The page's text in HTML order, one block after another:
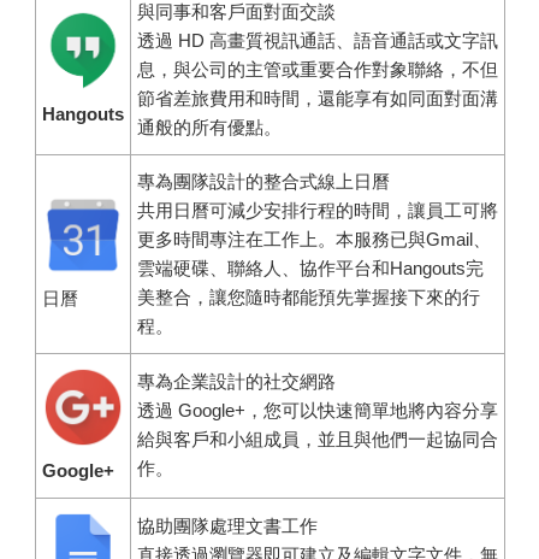
Hangouts
與同事和客戶面對面交談
透過 HD 高畫質視訊通話、語音通話或文字訊
息，與公司的主管或重要合作對象聯絡，不但
節省差旅費用和時間，還能享有如同面對面溝
通般的所有優點。
日曆
專為團隊設計的整合式線上日曆
共用日曆可減少安排行程的時間，讓員工可將
更多時間專注在工作上。本服務已與Gmail、
雲端硬碟、聯絡人、協作平台和Hangouts完
美整合，讓您隨時都能預先掌握接下來的行
程。
Google+
專為企業設計的社交網路
透過 Google+，您可以快速簡單地將內容分享
給與客戶和小組成員，並且與他們一起協同合
作。
協助團隊處理文書工作
直接透過瀏覽器即可建立及編輯文字文件，無